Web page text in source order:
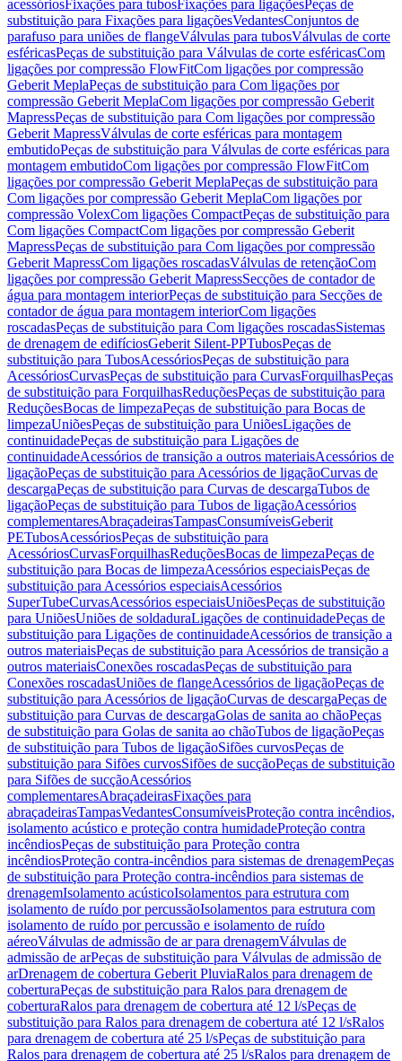
acessóriosFixações para tubosFixações para ligaçõesPeças de
substituição para Fixações para ligaçõesVedantesConjuntos de
parafuso para uniões de flangeVálvulas para tubosVálvulas de corte
esféricasPeças de substituição para Válvulas de corte esféricasCom
ligações por compressão FlowFitCom ligações por compressão
Geberit MeplaPeças de substituição para Com ligações por
compressão Geberit MeplaCom ligações por compressão Geberit
MapressPeças de substituição para Com ligações por compressão
Geberit MapressVálvulas de corte esféricas para montagem
embutidoPeças de substituição para Válvulas de corte esféricas para
montagem embutidoCom ligações por compressão FlowFitCom
ligações por compressão Geberit MeplaPeças de substituição para
Com ligações por compressão Geberit MeplaCom ligações por
compressão VolexCom ligações CompactPeças de substituição para
Com ligações CompactCom ligações por compressão Geberit
MapressPeças de substituição para Com ligações por compressão
Geberit MapressCom ligações roscadasVálvulas de retençãoCom
ligações por compressão Geberit MapressSecções de contador de
água para montagem interiorPeças de substituição para Secções de
contador de água para montagem interiorCom ligações
roscadasPeças de substituição para Com ligações roscadasSistemas
de drenagem de edifíciosGeberit Silent-PPTubosPeças de
substituição para TubosAcessóriosPeças de substituição para
AcessóriosCurvasPeças de substituição para CurvasForquilhasPeças
de substituição para ForquilhasReduçõesPeças de substituição para
ReduçõesBocas de limpezaPeças de substituição para Bocas de
limpezaUniõesPeças de substituição para UniõesLigações de
continuidadePeças de substituição para Ligações de
continuidadeAcessórios de transição a outros materiaisAcessórios de
ligaçãoPeças de substituição para Acessórios de ligaçãoCurvas de
descargaPeças de substituição para Curvas de descargaTubos de
ligaçãoPeças de substituição para Tubos de ligaçãoAcessórios
complementaresAbraçadeirasTampasConsumíveisGeberit
PETubosAcessóriosPeças de substituição para
AcessóriosCurvasForquilhasReduçõesBocas de limpezaPeças de
substituição para Bocas de limpezaAcessórios especiaisPeças de
substituição para Acessórios especiaisAcessórios
SuperTubeCurvasAcessórios especiaisUniõesPeças de substituição
para UniõesUniões de soldaduraLigações de continuidadePeças de
substituição para Ligações de continuidadeAcessórios de transição a
outros materiaisPeças de substituição para Acessórios de transição a
outros materiaisConexões roscadasPeças de substituição para
Conexões roscadasUniões de flangeAcessórios de ligaçãoPeças de
substituição para Acessórios de ligaçãoCurvas de descargaPeças de
substituição para Curvas de descargaGolas de sanita ao chãoPeças
de substituição para Golas de sanita ao chãoTubos de ligaçãoPeças
de substituição para Tubos de ligaçãoSifões curvosPeças de
substituição para Sifões curvosSifões de sucçãoPeças de substituição
para Sifões de sucçãoAcessórios
complementaresAbraçadeirasFixações para
abraçadeirasTampasVedantesConsumíveisProteção contra incêndios,
isolamento acústico e proteção contra humidadeProteção contra
incêndiosPeças de substituição para Proteção contra
incêndiosProteção contra-incêndios para sistemas de drenagemPeças
de substituição para Proteção contra-incêndios para sistemas de
drenagemIsolamento acústicoIsolamentos para estrutura com
isolamento de ruído por percussãoIsolamentos para estrutura com
isolamento de ruído por percussão e isolamento de ruído
aéreoVálvulas de admissão de ar para drenagemVálvulas de
admissão de arPeças de substituição para Válvulas de admissão de
arDrenagem de cobertura Geberit PluviaRalos para drenagem de
coberturaPeças de substituição para Ralos para drenagem de
coberturaRalos para drenagem de cobertura até 12 l/sPeças de
substituição para Ralos para drenagem de cobertura até 12 l/sRalos
para drenagem de cobertura até 25 l/sPeças de substituição para
Ralos para drenagem de cobertura até 25 l/sRalos para drenagem de